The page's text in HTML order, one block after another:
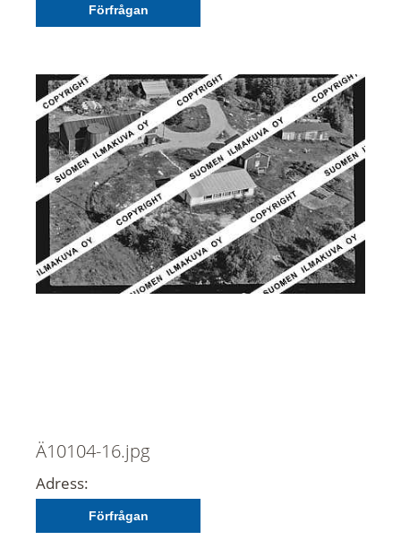
Förfrågan
Ä10104-16.jpg
Adress:
Förfrågan